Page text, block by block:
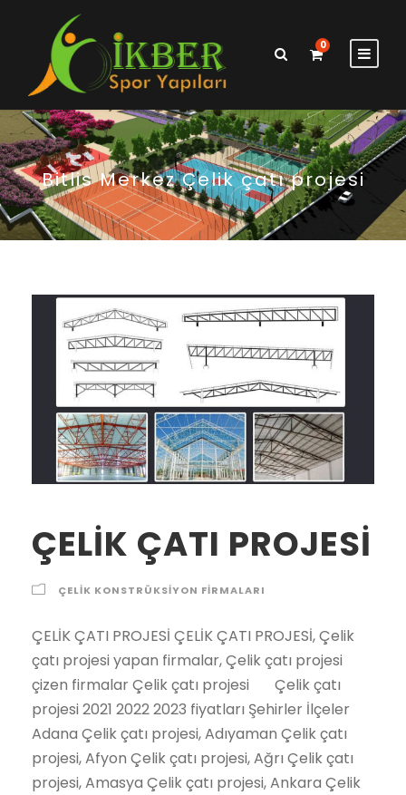
0
Bitlis Merkez Çelik çatı projesi
ÇELİK ÇATI PROJESİ
ÇELIK KONSTRÜKSIYON FIRMALARI
ÇELİK ÇATI PROJESİ ÇELİK ÇATI PROJESİ, Çelik çatı projesi yapan firmalar, Çelik çatı projesi çizen firmalar Çelik çatı projesi Çelik çatı projesi 2021 2022 2023 fiyatları Şehirler İlçeler Adana Çelik çatı projesi, Adıyaman Çelik çatı projesi, Afyon Çelik çatı projesi, Ağrı Çelik çatı projesi, Amasya Çelik çatı projesi, Ankara Çelik çatı projesi, Antalya Çelik çatı projesi, Artvin Çelik çatı projesi, Aydın Çelik çatı projesi, Balıkesir Çelik çatı projesi, Bilecik Çelik çatı projesi, Bingöl Çelik çatı projesi, Bitlis Çelik çatı projesi, Bolu Çelik çatı projesi, Burdur Çelik çatı projesi, Bursa Çelik çatı projesi, Çanakkale Çelik çatı projesi, Çankırı Çelik çatı projesi, Çorum Çelik çatı projesi, Denizli Çelik çatı projesi, Diyarbakır Çelik çatı projesi, Edirne Çelik çatı projesi, Elazığ Çelik çatı projesi, Erzincan Çelik çatı projesi, Erzurum Çelik çatı projesi, Eskişehir Çelik çatı projesi, Gaziantep Çelik çatı projesi, Giresun Çelik çatı projesi, Gümüşhane Çelik çatı projesi, Hakkari Çelik çatı projesi, Hatay Çelik çatı projesi, Isparta Çelik çatı projesi, İçel (Mersin) Çelik çatı projesi, İstanbul Çelik çatı projesi, İzmir Çelik çatı projesi, Kars Çelik çatı projesi, Kastamonu Çelik çatı projesi, Kayseri Çelik çatı projesi, Kırklareli Çelik çatı projesi, Kırşehir Çelik çatı projesi, Kocaeli Çelik çatı projesi, Konya Çelik çatı projesi, Kütahya Çelik çatı projesi, Malatya Çelik çatı projesi, Manisa Çelik çatı projesi, K.maraş Çelik çatı projesi, Mardin Çelik çatı projesi, Muğla Çelik çatı projesi, Muş Çelik çatı projesi, Nevşehir Çelik çatı projesi, Niğde Çelik çatı projesi, Ordu Çelik çatı projesi, Rize Çelik çatı projesi, Sakarya Çelik çatı projesi, Samsun Çelik çatı projesi, Siirt Çelik çatı projesi, Sinop Çelik çatı projesi, Sivas Çelik çatı projesi, Tekirdağ Çelik çatı projesi, Tokat Çelik çatı projesi, Trabzon Çelik çatı projesi, Tunceli Çelik çatı projesi, Şanlıurfa Çelik çatı projesi, Uşak Çelik çatı projesi, Van Çelik çatı projesi, Yozgat Çelik çatı projesi, Zonguldak Çelik çatı projesi, Aksaray Çelik çatı projesi, Bayburt Çelik çatı projesi, Karaman Çelik çatı projesi, Kırıkkale Çelik çatı projesi, Batman Çelik çatı projesi, Şırnak Çelik çatı projesi, Bartın Çelik çatı projesi, Ardahan Çelik çatı projesi, Iğdır Çelik çatı projesi, Yalova Çelik çatı projesi, Karabük Çelik çatı projesi, Kilis Çelik çatı projesi, Osmaniye Çelik çatı projesi, Düzce Çelik çatı projesi, İbradı Çelik çatı projesi, Kaş Çelik çatı projesi, Kemer / Antalya Çelik çatı projesi, Kepez Çelik çatı projesi, Konyaaltı Çelik çatı projesi, Korkuteli Çelik çatı projesi, Gündoğmuş Çelik çatı projesi, Alpu Çelik çatı projesi, Beylikova Çelik çatı projesi, Çifteler Çelik çatı projesi, Günyüzü Çelik çatı projesi, Han Çelik çatı projesi, İnönü Çelik çatı projesi, Mahmudiye Çelik çatı projesi, Mihalgazi Çelik çatı projesi, Mihalıççık Çelik çatı projesi, Odunpazarı Çelik çatı projesi, Sarıcakaya Çelik çatı projesi, Seyitgazi Çelik çatı projesi, Sivrihisar Çelik çatı projesi, Tepebaşı Çelik çatı projesi, Araban Çelik çatı projesi, İslahiye Çelik çatı projesi, Karkamış Çelik çatı projesi, Nizip Çelik çatı projesi, Nurdağı Çelik çatı projesi, Oğuzeli Çelik çatı projesi,Şahinbey Çelik çatı projesi, Şehitkamil Çelik çatı projesi, Yavuzeli Çelik çatı projesi, Alucra Çelik çatı projesi, Bulancak Çelik çatı projesi, Çamoluk Çelik çatı projesi, Çanakçı Çelik çatı projesi, Dereli Çelik çatı projesi, Doğankent Çelik çatı projesi, Espiye Çelik çatı projesi, Eynesil Çelik çatı projesi, Giresun Merkez Çelik çatı projesi, Görele Çelik çatı projesi, Güce Çelik çatı projesi, Keşap Çelik çatı projesi, Piraziz Çelik çatı projesi, Şebinkarahisar Çelik çatı projesi, Tirebolu Çelik çatı projesi, Yağlıdere Çelik çatı projesi, Gümüşhane Merkez Çelik çatı projesi, Kelkit Çelik çatı projesi, Köse Çelik çatı projesi, Kürtün Çelik çatı projesi, Şiran Çelik çatı projesi, Torul Çelik çatı projesi, Çukurca Çelik çatı projesi, Hakkari Merkez Çelik çatı projesi, Şemdinli Çelik çatı projesi, Yüksekova Çelik çatı projesi, Altınözü Çelik çatı projesi, Belen Çelik çatı projesi, Dörtyol Çelik çatı projesi, Erzin Çelik çatı projesi, Hassa Çelik çatı projesi, Hatay Merkez Çelik çatı projesi, İskenderun Çelik çatı projesi, Kırıkhan Çelik çatı projesi, Kumlu Çelik çatı projesi, Reyhanlı Çelik çatı projesi, Samandağ Çelik çatı projesi, Yayladağı Çelik çatı projesi, Aksu / Isparta Çelik çatı projesi, Atabey Çelik çatı projesi, Eğirdir Çelik çatı projesi, Gelendost Çelik çatı projesi, Gönen / Isparta Çelik çatı projesi, Isparta Merkez Çelik çatı projesi, Keçiborlu Çelik çatı projesi, Senirkent Çelik çatı projesi, Sütçüler Çelik çatı projesi, Şarkikaraağaç Çelik çatı projesi, Uluborlu Çelik çatı projesi, Yalvaç Çelik çatı projesi, Yenişarbademli Çelik çatı projesi, Akdeniz Çelik çatı projesi, Anamur Çelik çatı projesi, Aydıncık / Mersin Çelik çatı projesi, Bafra Çelik çatı projesi, Canik Çelik çatı projesi, Çarşamba Çelik çatı projesi, Havza Çelik çatı projesi, İlkadım Çelik çatı projesi, Kavak Çelik çatı projesi, Ladik Çelik çatı projesi, Ondokuzmayıs Çelik çatı projesi, Salıpazarı Çelik çatı projesi, Tekkeköy Çelik çatı projesi, Terme Çelik çatı projesi, Vezirköprü Çelik çatı projesi, Yakakent Çelik çatı projesi, Aydınlar Çelik çatı projesi, Baykan Çelik çatı projesi, Eruh Çelik çatı projesi, Kurtalan Çelik çatı projesi, Pervari Çelik çatı projesi, Siirt Merkez Çelik çatı projesi, Şirvan Çelik çatı projesi, Ayancık Çelik çatı projesi, Boyabat Çelik çatı projesi, Dikmen Çelik çatı projesi, Durağan Çelik çatı projesi, Erfelek Çelik çatı projesi, Gerze Çelik çatı projesi, Saraydüzü Çelik çatı projesi, Sinop Merkez Çelik çatı projesi, Türkeli Çelik çatı projesi, Akıncılar Çelik çatı projesi, Altınyayla / Sivas Çelik çatı projesi, Divriği Çelik çatı projesi, Doğanşar Çelik çatı projesi, Gemerek Çelik çatı projesi, Gölova Çelik çatı projesi, Gürün Çelik çatı projesi, Hafik Çelik çatı projesi, İmranlı Çelik çatı projesi, Kangal Çelik çatı projesi, Koyulhisar Çelik çatı projesi, Sivas Merkez Çelik çatı projesi, Suşehri Çelik çatı projesi, Şarkışla Çelik çatı projesi, Ulaş Çelik çatı projesi, Yıldızeli Çelik çatı projesi, Zara Çelik çatı projesi, Çerkezköy Çelik çatı projesi, Çorlu Çelik çatı projesi, Hayrabolu Çelik çatı projesi, Malkara Çelik çatı projesi, Marmaraereğlisi Çelik çatı projesi, Muratlı Çelik çatı projesi, Saray / Tekirdağ Çelik çatı projesi, Şarköy Çelik çatı projesi, Tekirdağ Merkez Çelik çatı projesi, Almus Çelik çatı projesi, Artova Çelik çatı projesi, Başçiftlik Çelik çatı projesi, Erbaa Çelik çatı projesi, Niksar Çelik çatı projesi, Pazar / Tokat Çelik çatı projesi, Reşadiye Çelik çatı projesi, Sulusaray Çelik çatı projesi, Tokat Merkez Çelik çatı projesi, Turhal Çelik çatı projesi, Siyahyurt / Tokat Çelik çatı projesi, Zile Çelik çatı projesi, Akçaabat Çelik çatı projesi, Araklı Çelik çatı projesi, Arsin Çelik çatı projesi, Beşikdüzü Çelik çatı projesi, Çarşıbaşı Çelik çatı projesi, Çaykara Çelik çatı projesi, Dernekpazarı Çelik çatı projesi, Düzköy Çelik çatı projesi, Hayrat Çelik çatı projesi, Köprübaşı / Trabzon Çelik çatı projesi, Maçka Çelik çatı projesi, Of Çelik çatı projesi, Sürmene Çelik çatı projesi, Şalpazarı Çelik çatı projesi, Tonya Çelik çatı projesi, Trabzon Merkez Çelik çatı projesi, Vakfıkebir Çelik çatı projesi, Yomra Çelik çatı projesi, Çemişgezek Çelik çatı projesi, Hozat Çelik çatı projesi, Mazgirt Çelik çatı projesi, Nazımiye Çelik çatı projesi, Ovacık / Tunceli Çelik çatı projesi, Pertek Çelik çatı projesi, Pülümür Çelik çatı projesi, Tunceli Merkez Çelik çatı projesi, Akçakale Çelik çatı projesi, Birecik Çelik çatı projesi, Bozova Çelik çatı projesi, Ceylanpınar Çelik çatı projesi, Halfeti Çelik çatı projesi, Harran Çelik çatı projesi, Hilvan Çelik çatı projesi, Siverek Çelik çatı projesi, Suruç Çelik çatı projesi, Şanlıurfa Merkez Çelik çatı projesi, Viranşehir Çelik çatı projesi, Banaz Çelik çatı projesi, Eşme Çelik çatı projesi, Karahallı Çelik çatı projesi, Sivaslı Çelik çatı projesi, Ulubey / Uşak Çelik çatı projesi, Uşak Merkez Çelik çatı projesi, Bahçesaray Çelik çatı projesi, Başkale Çelik çatı projesi, Çaldıran Çelik çatı projesi, Çatak Çelik çatı projesi, Edremit / Van Çelik çatı projesi, Erciş Çelik çatı projesi, Gevaş Çelik çatı projesi, Gürpınar Çelik çatı projesi, Muradiye Çelik çatı projesi, Özalp Çelik çatı projesi, Saray / Van Çelik çatı projesi, Van Merkez Çelik çatı projesi, Akdağmadeni Çelik çatı projesi, Aydıncık / Yozgat Çelik çatı projesi, Boğazlıyan Çelik çatı projesi, Çandır Çelik çatı projesi, Çayıralan Çelik çatı projesi, Çekerek Çelik çatı projesi, Kadışehri Çelik çatı projesi, Saraykent Çelik çatı projesi, Sarıkaya Çelik çatı projesi, Sorgun Çelik çatı projesi, Şefaatli Çelik çatı projesi, Yenifakılı Çelik çatı projesi, Yerköy Çelik çatı projesi, Yozgat Merkez Çelik çatı projesi, Alaplı Çelik çatı projesi, Çaycuma Çelik çatı projesi, Devrek Çelik çatı projesi, Ereğli / Zonguldak Çelik çatı projesi, Gökçebey Çelik çatı projesi, Zonguldak Merkez Çelik çatı projesi, Ağaçören Çelik çatı projesi, Aksaray Merkez Çelik çatı projesi, Eskil Çelik çatı projesi, Gülağaç Çelik çatı projesi, Güzelyurt Çelik çatı projesi, Ortaköy Çelik çatı projesi, Sarıyahşi Çelik çatı projesi, Aydıntepe Çelik çatı projesi, Bayburt Merkez Çelik çatı projesi, Demirözü Çelik çatı projesi, Ayrancı Çelik çatı projesi, Başyayla Çelik çatı projesi, Ermenek Çelik çatı projesi, Karaman Merkez Çelik çatı projesi, Kazımkarabekir Çelik çatı projesi, Sarıveliler Çelik çatı projesi, Bahşili Çelik çatı projesi, Balışeyh Çelik çatı projesi, Çelebi Çelik çatı projesi, Delice Çelik çatı projesi, Karakeçili Çelik çatı projesi, Keskin Çelik çatı projesi, Kırıkkale Merkez Çelik çatı projesi, Sulakyurt Çelik çatı projesi, Yahşihan Çelik çatı projesi, Batman Merkez Çelik çatı projesi, Beşiri Çelik çatı projesi, Gercüş Çelik çatı projesi, Hasankeyf Çelik çatı projesi, Kozluk Çelik çatı projesi, Sason Çelik çatı projesi, Beytüşşebap Çelik çatı projesi, Cizre Çelik çat